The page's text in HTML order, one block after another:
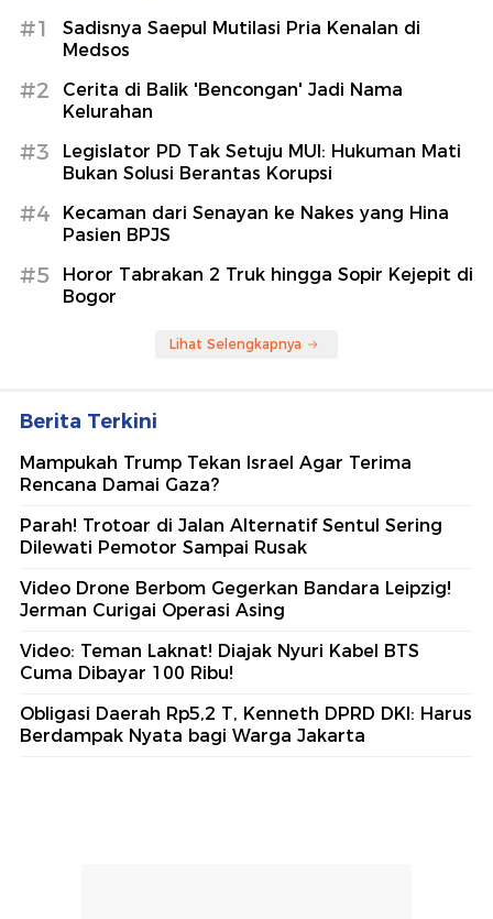
#1
Sadisnya Saepul Mutilasi Pria Kenalan di
Medsos
#2
Cerita di Balik 'Bencongan' Jadi Nama
Kelurahan
#3
Legislator PD Tak Setuju MUI: Hukuman Mati
Bukan Solusi Berantas Korupsi
#4
Kecaman dari Senayan ke Nakes yang Hina
Pasien BPJS
#5
Horor Tabrakan 2 Truk hingga Sopir Kejepit di
Bogor
Lihat Selengkapnya
Berita Terkini
Mampukah Trump Tekan Israel Agar Terima
Rencana Damai Gaza?
Parah! Trotoar di Jalan Alternatif Sentul Sering
Dilewati Pemotor Sampai Rusak
Video Drone Berbom Gegerkan Bandara Leipzig!
Jerman Curigai Operasi Asing
Video: Teman Laknat! Diajak Nyuri Kabel BTS
Cuma Dibayar 100 Ribu!
Obligasi Daerah Rp5,2 T, Kenneth DPRD DKI: Harus
Berdampak Nyata bagi Warga Jakarta